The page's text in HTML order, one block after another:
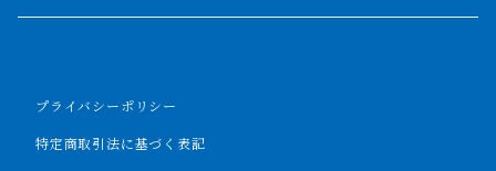
ナイル川
ブリードポリプ
プライバシーポリシー
特定商取引法に基づく表記